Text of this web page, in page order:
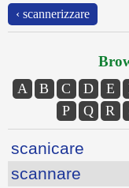
‹ scannerizzare
A B C D E
P
Q R
scanicare
scannare